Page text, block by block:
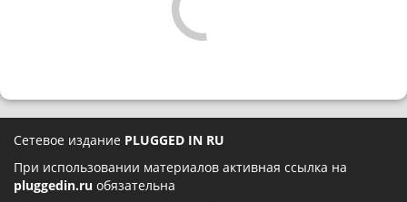
Сетевое издание PLUGGED IN RU
При использовании материалов активная ссылка на
pluggedin.ru обязательна